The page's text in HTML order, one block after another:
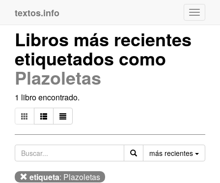
textos.info
Libros más recientes
etiquetados como
Plazoletas
1 libro encontrado.
más recientes
etiqueta: Plazoletas